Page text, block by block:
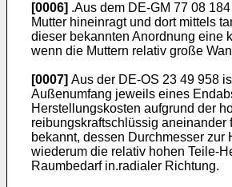
[0006] .Aus dem DE-GM 77 08
Mutter hineinragt und dort mittels
dieser bekannten Anordnung eine
wenn die Muttern relativ große
[0007] Aus der DE-OS 23 49 958
Außenumfang jeweils eines
Herstellungskosten aufgrund der
reibungskraftschlüssig
bekannt, dessen Durchmesser
wiederum die relativ hohen Teile-
Raumbedarf in.radialer Richtung.